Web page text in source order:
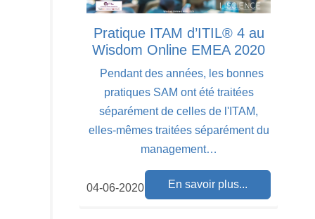
Pratique ITAM d’ITIL® 4 au
Wisdom Online EMEA 2020
Pendant des années, les bonnes
pratiques SAM ont été traitées
séparément de celles de l'ITAM,
elles-mêmes traitées séparément du
management…
En savoir plus...
04-06-2020